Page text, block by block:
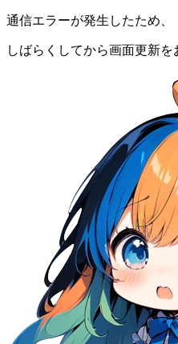
通信エラーが発生したため、
しばらくしてから画面更新を